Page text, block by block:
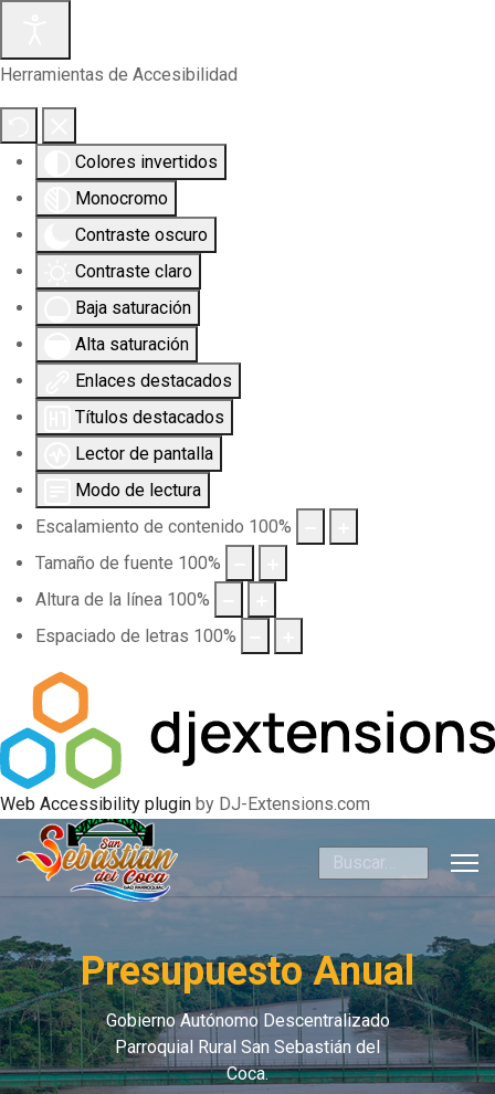
Herramientas de Accesibilidad
Colores invertidos
Monocromo
Contraste oscuro
Contraste claro
Baja saturación
Alta saturación
Enlaces destacados
Títulos destacados
Lector de pantalla
Modo de lectura
Escalamiento de contenido 100%
Tamaño de fuente 100%
Altura de la línea 100%
Espaciado de letras 100%
Web Accessibility plugin by DJ-Extensions.com
Buscar
Presupuesto Anual
Gobierno Autónomo Descentralizado
Parroquial Rural San Sebastián del
Coca.